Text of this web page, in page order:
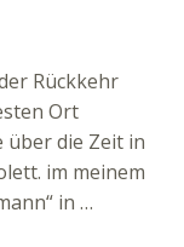
Rückkehr
Ort
über die Zeit in
im meinem
in …